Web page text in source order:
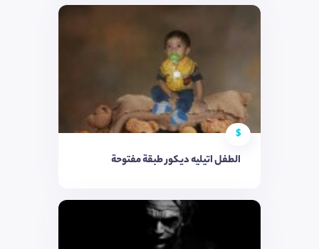
$
الطفل اتيليه ديكور طبقة مفتوحة